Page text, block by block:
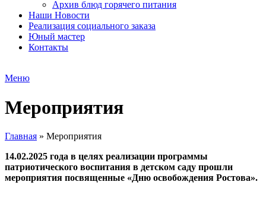
Архив блюд горячего питания
Наши Новости
Реализация социального заказа
Юный мастер
Контакты
Меню
Мероприятия
Главная » Мероприятия
14.02.2025 года в целях реализации программы
патриотического воспитания в детском саду прошли
мероприятия посвященные «Дню освобождения Ростова».